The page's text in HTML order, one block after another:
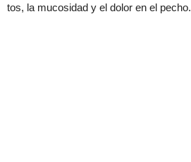
tos, la mucosidad y el dolor en el pecho.